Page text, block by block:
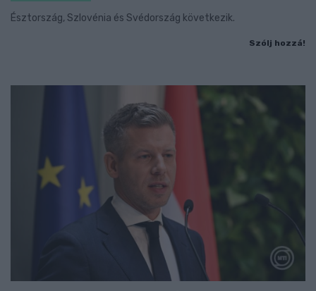
Észtország, Szlovénia és Svédország következik.
Szólj hozzá!